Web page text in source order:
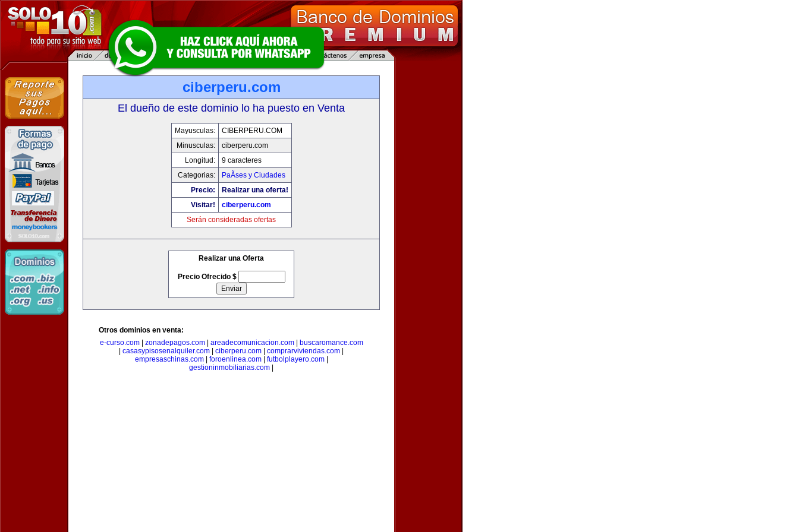
ciberperu.com
El dueño de este dominio lo ha puesto en Venta
Mayusculas:
CIBERPERU.COM
Minusculas:
ciberperu.com
Longitud:
9 caracteres
Categorias:
PaÃ­ses y Ciudades
Precio:
Realizar una oferta!
Visitar!
ciberperu.com
Serán consideradas ofertas
Realizar una Oferta
Precio Ofrecido $
Otros dominios en venta:
e-curso.com| zonadepagos.com| areadecomunicacion.com|
buscaromance.com
casasypisosenalquiler.com ciberperu.com comprarviviendas.com
empresaschinas.com| foroenlinea.com| futbolplayero.com|
gestioninmobiliarias.com